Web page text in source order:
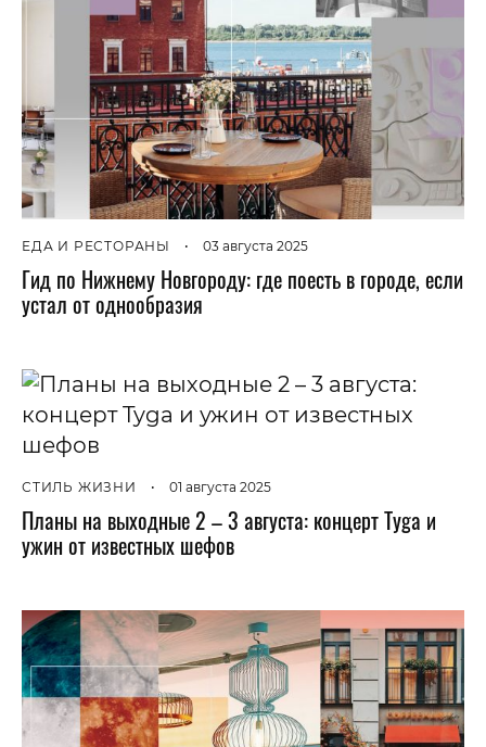
ЕДА И РЕСТОРАНЫ • 03 августа 2025
Гид по Нижнему Новгороду: где поесть в городе, если
устал от однообразия
СТИЛЬ ЖИЗНИ • 01 августа 2025
Планы на выходные 2 – 3 августа: концерт Tyga и
ужин от известных шефов